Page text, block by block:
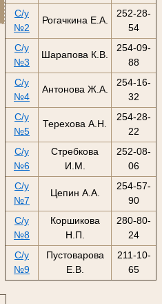
С/у
№2
Рогачкина Е.А.
252-28-
54
С/у
№3
Шарапова К.В.
254-09-
88
С/у
№4
Антонова Ж.А.
254-16-
32
С/у
№5
Терехова А.Н.
254-28-
22
С/у
№6
Стребкова
И.М.
252-08-
06
С/у
№7
Цепин А.А.
254-57-
90
С/у
№8
Коршикова
Н.П.
280-80-
24
С/у
№9
Пустоварова
Е.В.
211-10-
65